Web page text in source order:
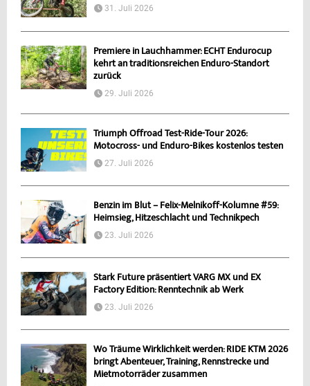
31. Juli 2026
Premiere in Lauchhammer: ECHT Endurocup
kehrt an traditionsreichen Enduro-Standort
zurück
29. Juli 2026
Triumph Offroad Test-Ride-Tour 2026:
Motocross- und Enduro-Bikes kostenlos testen
27. Juli 2026
Benzin im Blut – Felix-Melnikoff-Kolumne #59:
Heimsieg, Hitzeschlacht und Technikpech
23. Juli 2026
Stark Future präsentiert VARG MX und EX
Factory Edition: Renntechnik ab Werk
23. Juli 2026
Wo Träume Wirklichkeit werden: RIDE KTM 2026
bringt Abenteuer, Training, Rennstrecke und
Mietmotorräder zusammen